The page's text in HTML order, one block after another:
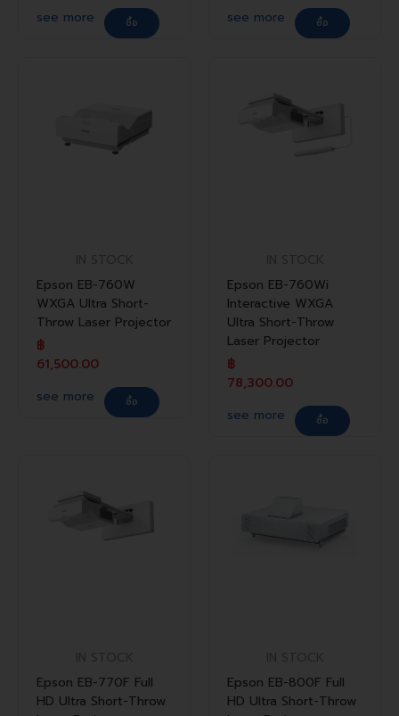
see more
ซื้อ
see more
ซื้อ
Epson EB-760W
WXGA Ultra Short-
Throw Laser Projector
฿
61,500.00
see more
ซื้อ
Epson EB-760Wi
Interactive WXGA
Ultra Short-Throw
Laser Projector
฿
78,300.00
see more
ซื้อ
Epson EB-770F Full
HD Ultra Short-Throw
Epson EB-800F Full
HD Ultra Short-Throw